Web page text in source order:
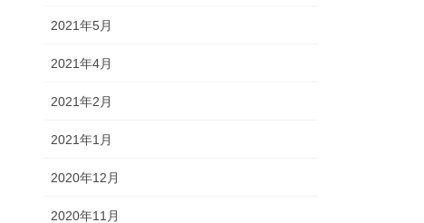
2021年5月
2021年4月
2021年2月
2021年1月
2020年12月
2020年11月